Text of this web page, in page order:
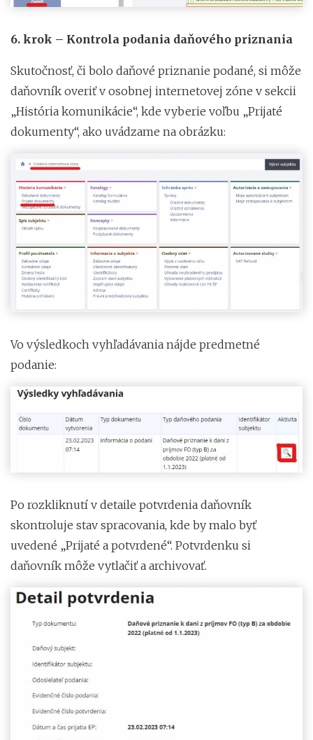
6. krok – Kontrola podania daňového priznania
Skutočnosť, či bolo daňové priznanie podané, si môže
daňovník overiť v osobnej internetovej zóne v sekcii
„História komunikácie“, kde vyberie voľbu „Prijaté
dokumenty“, ako uvádzame na obrázku:
Vo výsledkoch vyhľadávania nájde predmetné
podanie:
Po rozkliknutí v detaile potvrdenia daňovník
skontroluje stav spracovania, kde by malo byť
uvedené „Prijaté a potvrdené“. Potvrdenku si
daňovník môže vytlačiť a archivovať.